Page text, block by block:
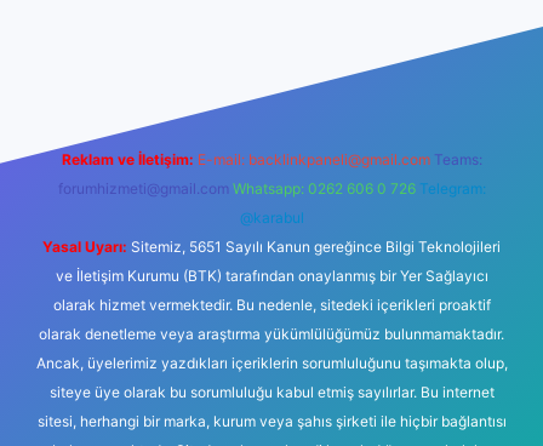
Reklam ve İletişim: E-mail: backlinkpaneli@gmail.com Teams:
forumhizmeti@gmail.com Whatsapp: 0262 606 0 726 Telegram:
@karabul
Yasal Uyarı: Sitemiz, 5651 Sayılı Kanun gereğince Bilgi Teknolojileri
ve İletişim Kurumu (BTK) tarafından onaylanmış bir Yer Sağlayıcı
olarak hizmet vermektedir. Bu nedenle, sitedeki içerikleri proaktif
olarak denetleme veya araştırma yükümlülüğümüz bulunmamaktadır.
Ancak, üyelerimiz yazdıkları içeriklerin sorumluluğunu taşımakta olup,
siteye üye olarak bu sorumluluğu kabul etmiş sayılırlar. Bu internet
sitesi, herhangi bir marka, kurum veya şahıs şirketi ile hiçbir bağlantısı